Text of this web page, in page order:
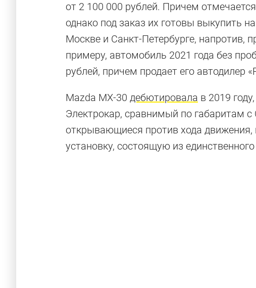
от 2 100 000 рублей. Причем
однако под заказ их готовы выкупить
Москве и Санкт-Петербурге, напротив,
примеру, автомобиль 2021 года без
рублей, причем продает его автодилер
Mazda MX-30 дебютировала в 2019
Электрокар, сравнимый по габаритам с
открывающиеся против хода
установку, состоящую из